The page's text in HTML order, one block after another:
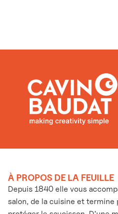
À PROPOS DE LA FEUILLE
Depuis 1840 elle vous
salon, de la cuisine et